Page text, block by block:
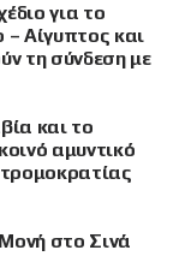
για το
– Αίγυπτος και
τη σύνδεση με
και το
αμυντικό
στο Σινά